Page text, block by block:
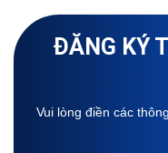
ĐĂNG KÝ
Vui lòng điền các